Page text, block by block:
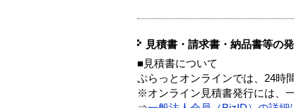
見積書・請求書・納品書等の
■見積書について
ぷらっとオンラインでは、24時
※オンライン見積書発行には、